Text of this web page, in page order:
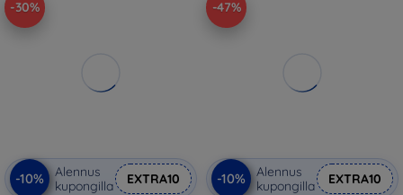
-30%
-10%
Alennus
kupongilla
EXTRA10
-47%
-10%
Alennus
kupongilla
EXTRA10